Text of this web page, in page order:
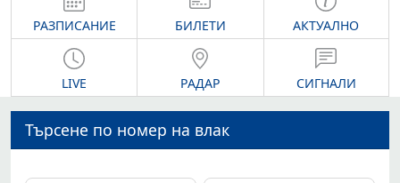
РАЗПИСАНИЕ БИЛЕТИ АКТУАЛНО
LIVE РАДАР СИГНАЛИ
Търсене по номер на влак